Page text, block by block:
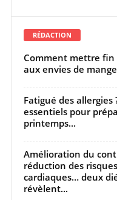
RÉDACTION
Comment mettre fin
aux envies de
Fatigué des allergies
essentiels pour
printemps...
Amélioration du
réduction des
cardiaques… deux
révèlent...